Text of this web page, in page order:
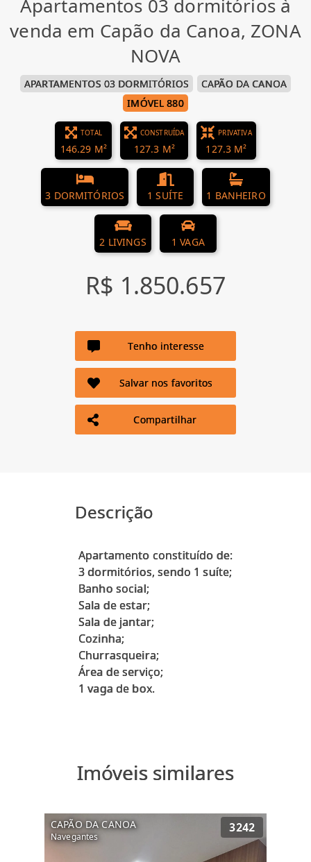
Apartamentos 03 dormitórios à
venda em Capão da Canoa, ZONA
NOVA
APARTAMENTOS 03 DORMITÓRIOS
CAPÃO DA CANOA
IMÓVEL 880
TOTAL
146.29 M²
CONSTRUÍDA
127.3 M²
PRIVATIVA
127.3 M²
3 DORMITÓRIOS 1 SUÍTE 1 BANHEIRO
2 LIVINGS 1 VAGA
R$ 1.850.657
Tenho interesse
Salvar nos favoritos
Compartilhar
Descrição
Apartamento constituído de:
3 dormitórios, sendo 1 suíte;
Banho social;
Sala de estar;
Sala de jantar;
Cozinha;
Churrasqueira;
Área de serviço;
Imóveis similares
CAPÃO DA CANOA
Navegantes
3242